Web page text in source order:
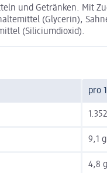
und Getränken. Mit
(Glycerin),
(Siliciumdioxid).
pro
9,1 g
4,8 g